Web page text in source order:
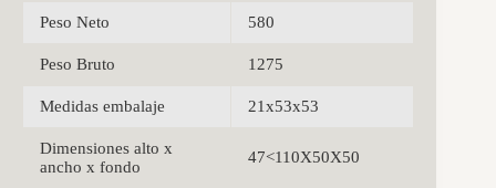
Peso Neto 580
Peso Bruto 1275
Medidas embalaje 21x53x53
Dimensiones alto x
ancho x fondo
47<110X50X50